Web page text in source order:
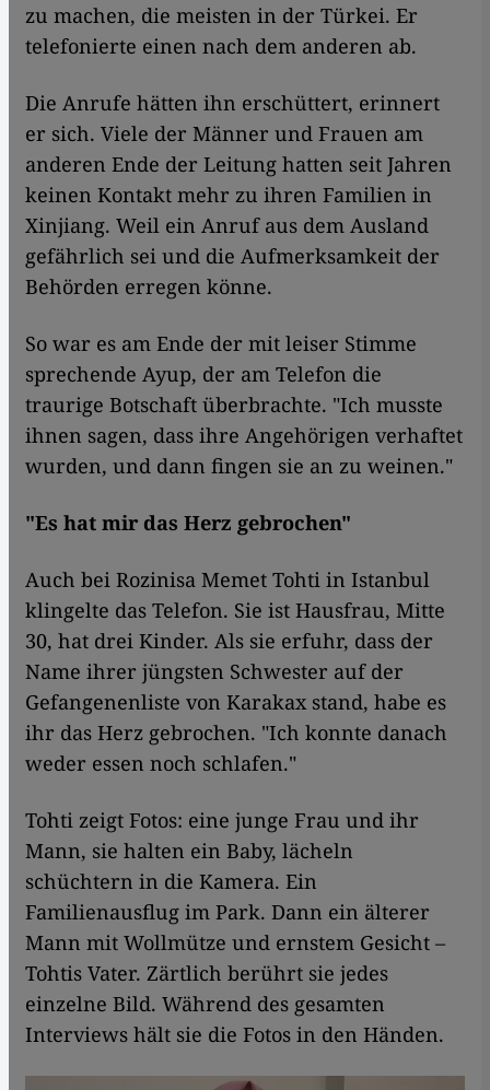
zu machen, die meisten in der Türkei. Er
telefonierte einen nach dem anderen ab.
Die Anrufe hätten ihn erschüttert, erinnert
er sich. Viele der Männer und Frauen am
anderen Ende der Leitung hatten seit Jahren
keinen Kontakt mehr zu ihren Familien in
Xinjiang. Weil ein Anruf aus dem Ausland
gefährlich sei und die Aufmerksamkeit der
Behörden erregen könne.
So war es am Ende der mit leiser Stimme
sprechende Ayup, der am Telefon die
traurige Botschaft überbrachte. "Ich musste
ihnen sagen, dass ihre Angehörigen verhaftet
wurden, und dann fingen sie an zu weinen."
"Es hat mir das Herz gebrochen"
Auch bei Rozinisa Memet Tohti in Istanbul
klingelte das Telefon. Sie ist Hausfrau, Mitte
30, hat drei Kinder. Als sie erfuhr, dass der
Name ihrer jüngsten Schwester auf der
Gefangenenliste von Karakax stand, habe es
ihr das Herz gebrochen. "Ich konnte danach
weder essen noch schlafen."
Tohti zeigt Fotos: eine junge Frau und ihr
Mann, sie halten ein Baby, lächeln
schüchtern in die Kamera. Ein
Familienausflug im Park. Dann ein älterer
Mann mit Wollmütze und ernstem Gesicht –
Tohtis Vater. Zärtlich berührt sie jedes
einzelne Bild. Während des gesamten
Interviews hält sie die Fotos in den Händen.